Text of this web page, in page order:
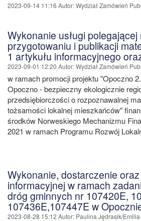
2023-09-14 11:16 Autor: Wydział Zamówień
Wykonanie usługi polegającej
przygotowaniu i publikacji
1 artykułu informacyjnego
2023-09-01 12:20 Autor: Wydział Zamówień
w ramach promocji projektu "Opoczno
Opoczno - bezpieczny ekologicznie
przedsiębiorczości o rozpoznawalnej
tożsamości lokalnej mieszkańców"
środków Norweskiego Mechanizmu
2021 w ramach Programu Rozwój
Wykonanie, dostarczenie
informacyjnej w ramach
dróg gminnych nr 107420E,
107436E,107447E w
2023-08-28 15:12 Autor: Paulina Jędrasik/